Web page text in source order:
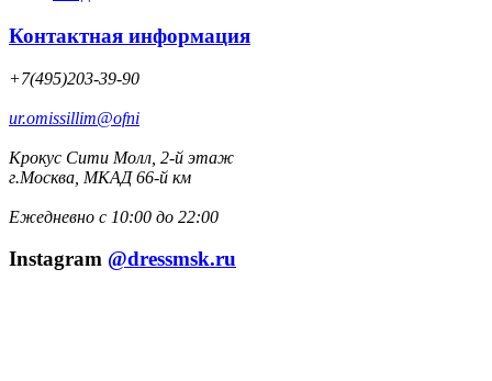
Контактная информация
+7(495)203-39-90
ur.omissillim@ofni
Крокус Сити Молл, 2-й этаж
г.Москва, МКАД 66-й км
Ежедневно с 10:00 до 22:00
Instagram @dressmsk.ru